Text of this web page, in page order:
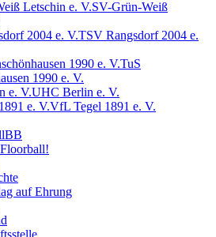
SV-Grün-Weiß
TSV Rangsdorf 2004 e.
TuS
1990 e. V.
UHC Berlin e. V.
VfL Tegel 1891 e. V.
auf Ehrung